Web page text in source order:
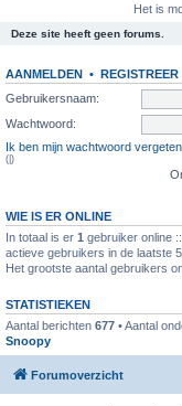
Het is
Deze site heeft geen forums.
AANMELDEN • REGISTREER
Gebruikersnaam:
Wachtwoord:
Ik ben mijn wachtwoord vergeten
WIE IS ER ONLINE
In totaal is er 1 gebruiker online
actieve gebruikers in de laatste
Het grootste aantal gebruikers
STATISTIEKEN
Aantal berichten 677 • Aantal
Snoopy
Forumoverzicht